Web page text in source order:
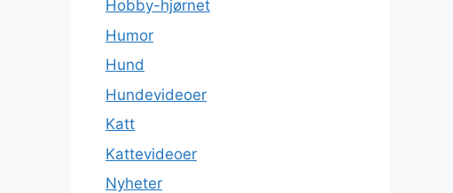
Hobby-hjørnet
Humor
Hund
Hundevideoer
Katt
Kattevideoer
Nyheter